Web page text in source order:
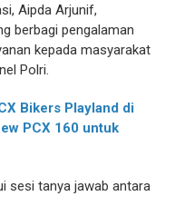
Aipda Arjunif,
berbagi pengalaman
kepada masyarakat
Polri.
Bikers Playland di
PCX 160 untuk
sesi tanya jawab antara